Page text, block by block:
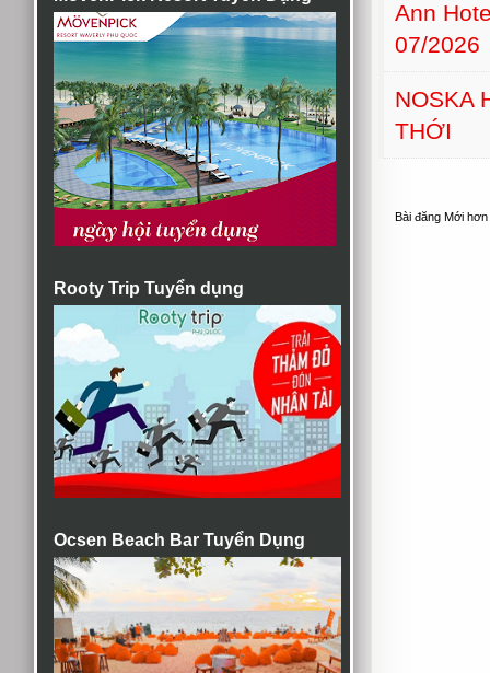
Rooty Trip Tuyển dụng
Ocsen Beach Bar Tuyển Dụng
Ann
07/2026
NOSKA
THỚI
Bài đăng Mới hơn